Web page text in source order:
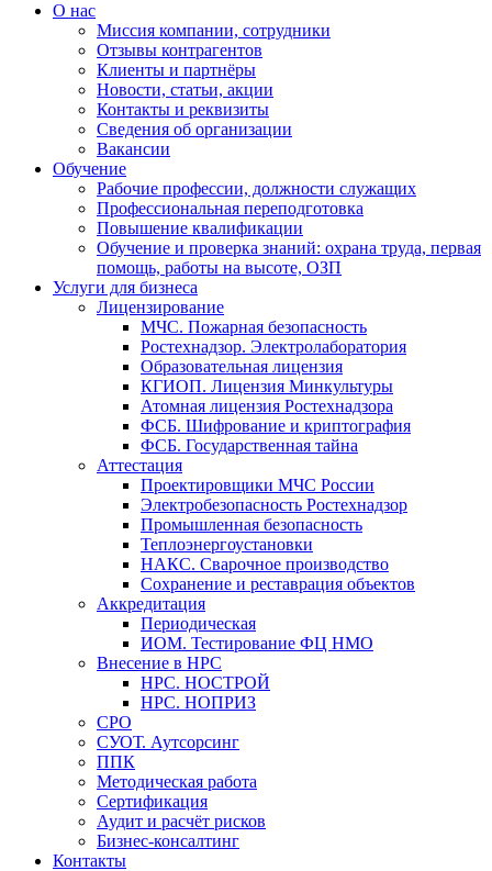
О нас
Миссия компании, сотрудники
Отзывы контрагентов
Клиенты и партнёры
Новости, статьи, акции
Контакты и реквизиты
Сведения об организации
Вакансии
Обучение
Рабочие профессии, должности служащих
Профессиональная переподготовка
Повышение квалификации
Обучение и проверка знаний: охрана труда, первая
помощь, работы на высоте, ОЗП
Услуги для бизнеса
Лицензирование
МЧС. Пожарная безопасность
Ростехнадзор. Электролаборатория
Образовательная лицензия
КГИОП. Лицензия Минкультуры
Атомная лицензия Ростехнадзора
ФСБ. Шифрование и криптография
ФСБ. Государственная тайна
Аттестация
Проектировщики МЧС России
Электробезопасность Ростехнадзор
Промышленная безопасность
Теплоэнергоустановки
НАКС. Сварочное производство
Сохранение и реставрация объектов
Аккредитация
Периодическая
ИОМ. Тестирование ФЦ НМО
Внесение в НРС
НРС. НОСТРОЙ
НРС. НОПРИЗ
СРО
СУОТ. Аутсорсинг
ППК
Методическая работа
Сертификация
Аудит и расчёт рисков
Бизнес-консалтинг
Контакты